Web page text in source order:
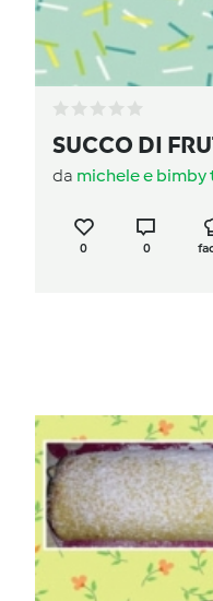
SUCCO DI
da michele e bimby
0 0